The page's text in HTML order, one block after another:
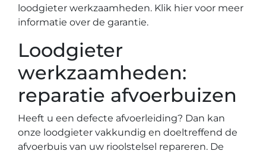
loodgieter werkzaamheden. Klik hier voor meer
informatie over de garantie.
Loodgieter
werkzaamheden:
reparatie afvoerbuizen
Heeft u een defecte afvoerleiding? Dan kan
onze loodgieter vakkundig en doeltreffend de
afvoerbuis van uw rioolstelsel repareren. De